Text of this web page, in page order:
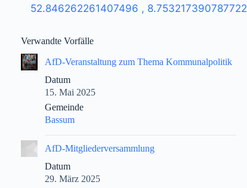
52.846262261407496 , 8.753217390787722
Verwandte Vorfälle
AfD-Veranstaltung zum Thema Kommunalpolitik
Datum
15. Mai 2025
Gemeinde
Bassum
AfD-Mitgliederversammlung
Datum
29. März 2025